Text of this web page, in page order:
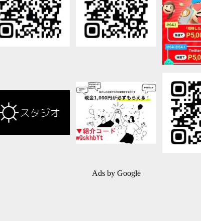
Ads by Google